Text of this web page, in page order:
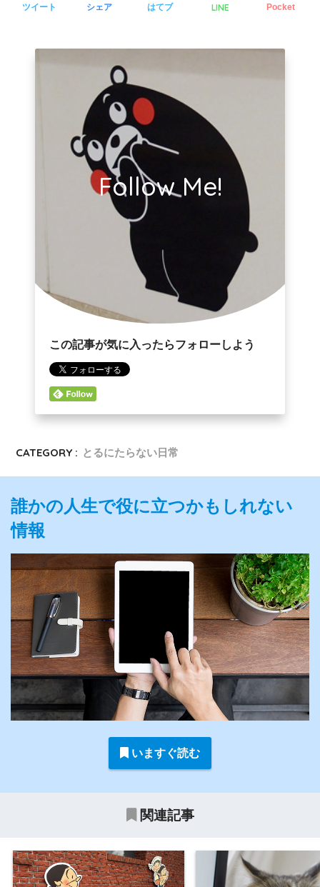
ツイート シェア はてブ LINE Pocket
Follow Me!
この記事が気に入ったらフォローしよう
CATEGORY : とるにたらない日常
誰かの人生で役に立つかもしれない
情報
いますぐ読む
関連記事